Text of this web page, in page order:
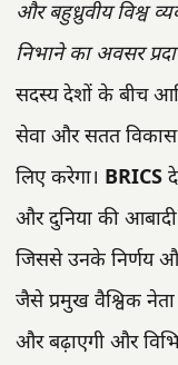
और बहुध्रुवीय विश्व
निभाने का अवसर
सदस्य देशों के बीच
सेवा और सतत विकास
लिए करेगा। BRICS
और दुनिया की आबादी
जिससे उनके निर्णय
जैसे प्रमुख वैश्विक
और बढ़ाएगी और